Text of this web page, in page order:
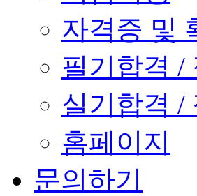
자격증 및
필기합격 /
실기합격 /
홈페이지
문의하기